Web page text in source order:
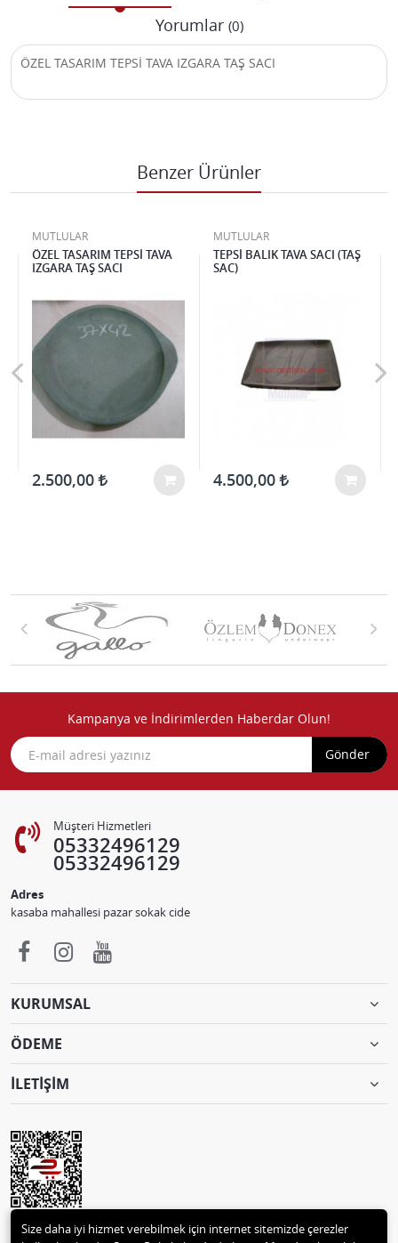
Yorumlar (0)
ÖZEL TASARIM TEPSİ TAVA IZGARA TAŞ SACI
Benzer Ürünler
MUTLULAR
ÖZEL TASARIM TEPSİ TAVA
IZGARA TAŞ SACI
2.500,00
MUTLULAR
TEPSİ BALIK TAVA SACI (TAŞ
SAC)
4.500,00
Kampanya ve İndirimlerden Haberdar Olun!
Gönder
Müşteri Hizmetleri
05332496129
05332496129
Adres
kasaba mahallesi pazar sokak cide
KURUMSAL
ÖDEME
İLETİŞİM
Size daha iyi hizmet verebilmek için internet sitemizde çerezler